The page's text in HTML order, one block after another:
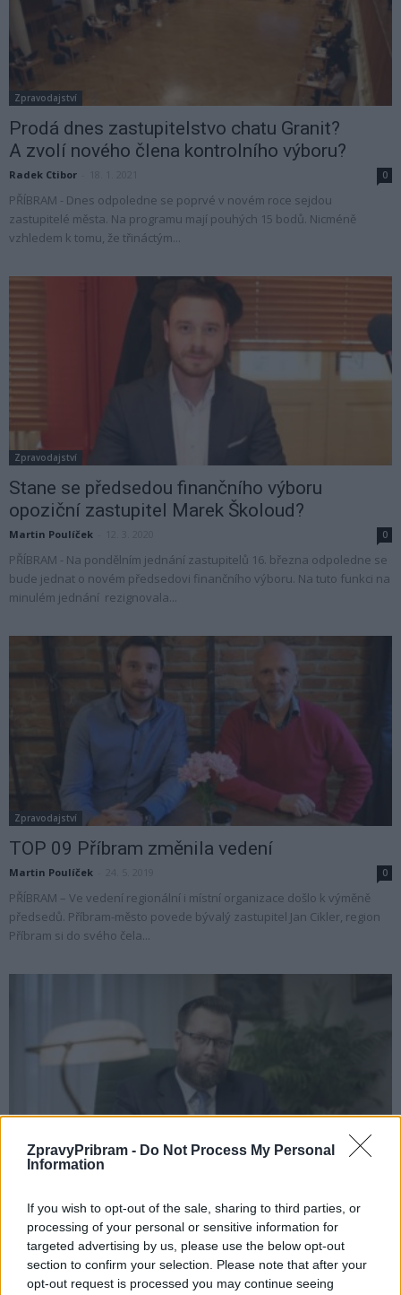
ZpravyPribram - Do Not Process My Personal
Information
If you wish to opt-out of the sale, sharing to third parties, or
processing of your personal or sensitive information for
targeted advertising by us, please use the below opt-out
section to confirm your selection. Please note that after your
opt-out request is processed you may continue seeing
Zpravodajství
Prodá dnes zastupitelstvo chatu Granit?
A zvolí nového člena kontrolního výboru?
Radek Ctibor 0
PŘÍBRAM - Dnes odpoledne se poprvé v novém roce sejdou
zastupitelé města. Na programu mají pouhých 15 bodů. Nicméně
vzhledem k tomu, že třináctým...
Zpravodajství
Stane se předsedou finančního výboru
opoziční zastupitel Marek Školoud?
Martin Poulíček 0
PŘÍBRAM - Na pondělním jednání zastupitelů 16. března odpoledne se
bude jednat o novém předsedovi finančního výboru. Na tuto funkci na
minulém jednání rezignovala...
Zpravodajství
TOP 09 Příbram změnila vedení
Martin Poulíček 0
PŘÍBRAM – Ve vedení regionální i místní organizace došlo k výměně
předsedů. Příbram-město povede bývalý zastupitel Jan Cikler, region
Příbram si do svého čela...
Váš názor
redakce - 23. 5. 2019
Názory v rubrice „Váš názor“ se nemusí shodovat s názory redakce.
PŘÍBRAM - V pondělí se na zasedání zastupitelstva stal novým
starostou města Jan Konvalinka, který nám...